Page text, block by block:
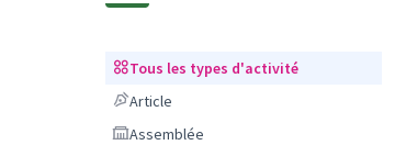
Tous les types d'activité
Tous les types d'activité
ArticleArticle
Assemblée
Assemblée